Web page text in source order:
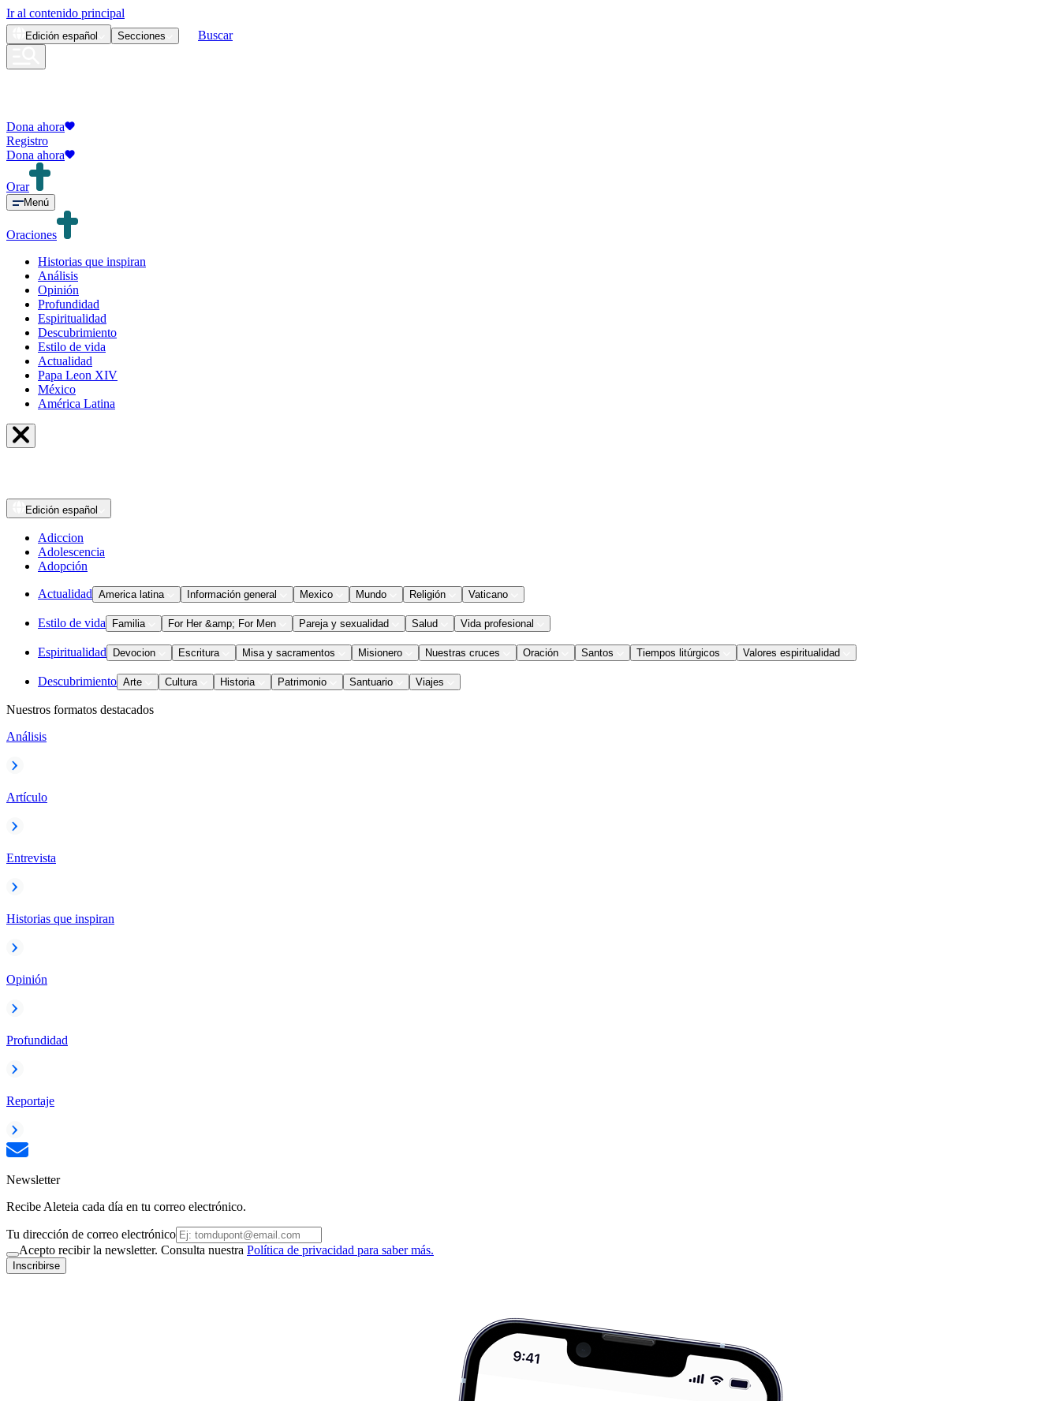
Ir al contenido principal
Edición español Secciones Buscar
Dona ahora
Registro
Dona ahora
Orar
Menú
Oraciones
Historias que inspiran
Análisis
Opinión
Profundidad
Espiritualidad
Descubrimiento
Estilo de vida
Actualidad
Papa Leon XIV
México
América Latina
Edición español
Adiccion
Adolescencia
Adopción
Actualidad America latina Información general Mexico Mundo Religión Vaticano
Estilo de vida Familia For Her &amp; For Men Pareja y sexualidad Salud Vida profesional
Espiritualidad Devocion Escritura Misa y sacramentos Misionero Nuestras cruces Oración Santos Tiempos litúrgicos Valores espiritualidad
Descubrimiento Arte Cultura Historia Patrimonio Santuario Viajes
Nuestros formatos destacados
Análisis
Artículo
Entrevista
Historias que inspiran
Opinión
Profundidad
Reportaje
Newsletter
Recibe Aleteia cada día en tu correo electrónico.
Tu dirección de correo electrónico
Acepto recibir la newsletter. Consulta nuestra Política de privacidad para saber más.
Inscribirse